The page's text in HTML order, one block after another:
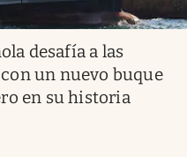
desafía a las
un nuevo buque
en su historia